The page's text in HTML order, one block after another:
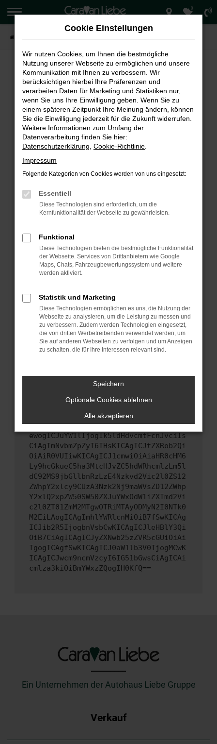
Zum
Hauptinhalt
springen
0
FEHLER: NETWORK ERROR
Beim Laden ist ein Fehler aufgetreten.
Hier sind ein paar Tipps, die dir helfen können:
Überprüfe deine Firewall und deine
Internetverbindung.
Laden andere Webseiten, zum Beispiel deine
Suchmaschine?
Prüfe deine Browsererweiterungen.
können das Laden bestimmter Seiten
verhindern. Funktioniert die Seite in einem
Starte dein Gerät neu.
Das kann manchmal helfen, vorübergehende
Probleme zu beheben.
sind.
Veraltete Software birgt nicht nur ein
Sicherheitsrisiko, sondern kann auch dazu
führen, dass bestimmte Funktionen nicht mehr
unterstützt werden.
hast, kontaktiere uns bitte. Wir werden
uns diesen Text schicken, um uns bei der
Fehlersuche zu unterstützen:
ewogICJuYW1lIjogIk5ldHdvcmtFcnJvciIs
CiAgImNvbmZpZyI6IHsKICAgICJtZXRob2Qi
OiAiR0VUIiwKICAgICJ1cmwiOiAiaHR0cHM6
Ly9hcGkueC5ha3MtcHJvZC5hdWRhcmlzLm5l
dC92MS9jbGllbnRzLzE4Nzkvd2Vic2l0ZS12
ZWhpY2xlcy9CUzA3Nzk2Nj9maWVsZD12ZWhp
Y2xlQ2xpZW50SW50ZXJuYWxOdW1iZXImd2Vi
c2l0ZT01ZmM2MTgwOTRiMTAyODMyN2I0NTk0
M2EiLAogICAgImhlYWRlcnMiOiB7fSwKICAg
ICJib2R5IjogbnVsbCwKICAgICJleHBlY3Qi
OiB7CiAgICAgICJyZXNwb25zZVR5cGUiOiAi
IgogICAgfSwKICAgICJ0aW1lb3V0IjogMCwK
ICAgICJwcm9ncmVzcyI6IG51bGwsCiAgICAi
cmlza3kiOiBmYWxzZQogIH0KfQ==
Ein Unternehmen der Autohaus Liebe Gruppe
Verkauf
Cookie Einstellungen
Wir nutzen Cookies, um Ihnen die bestmögliche
Nutzung unserer Webseite zu ermöglichen und unsere
Kommunikation mit Ihnen zu verbessern. Wir
berücksichtigen hierbei Ihre Präferenzen und
verarbeiten Daten für Marketing und Statistiken nur,
wenn Sie uns Ihre Einwilligung geben. Wenn Sie zu
einem späteren Zeitpunkt Ihre Meinung ändern, können
Sie die Einwilligung jederzeit für die Zukunft widerrufen.
Weitere Informationen zum Umfang der
Datenverarbeitung finden Sie hier:
Datenschutzerklärung Cookie-Richtlinie
Impressum
Folgende Kategorien von Cookies werden von uns eingesetzt:
Essentiell
Diese Technologien sind erforderlich, um die
Kernfunktionalität der Webseite zu gewährleisten.
Funktional
Diese Technologien bieten die bestmögliche Funktionalität
der Webseite. Services von Drittanbietern wie Google
Maps, Chats, Fahrzeugbewertungssystem und weitere
werden aktiviert.
Statistik und Marketing
Diese Technologien ermöglichen es uns, die Nutzung der
Webseite zu analysieren, um die Leistung zu messen und
zu verbessern. Zudem werden Technologien eingesetzt,
die von dritten Werbetreibenden verwendet werden, um
Sie auf anderen Webseiten zu verfolgen und um Anzeigen
zu schalten, die für Ihre Interessen relevant sind.
Speichern
Optionale Cookies ablehnen
Alle akzeptieren